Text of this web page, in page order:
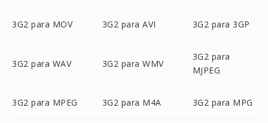
3G2 para MOV 3G2 para AVI 3G2 para 3GP
3G2 para WAV 3G2 para WMV
3G2 para
MJPEG
3G2 para MPEG 3G2 para M4A 3G2 para MPG